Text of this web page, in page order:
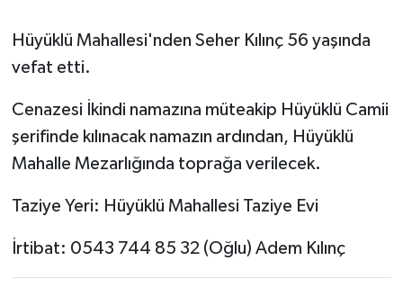
Hüyüklü Mahallesi'nden Seher Kılınç 56 yaşında
vefat etti.
Cenazesi İkindi namazına müteakip Hüyüklü Camii
şerifinde kılınacak namazın ardından, Hüyüklü
Mahalle Mezarlığında toprağa verilecek.
Taziye Yeri: Hüyüklü Mahallesi Taziye Evi
İrtibat: 0543 744 85 32 (Oğlu) Adem Kılınç